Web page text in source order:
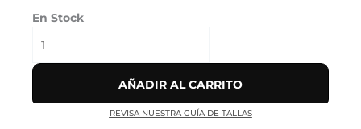
En Stock
AÑADIR AL CARRITO
REVISA NUESTRA GUÍA DE TALLAS